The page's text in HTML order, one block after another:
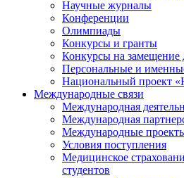
Научные журналы
Конференции
Олимпиады
Конкурсы и гранты
Конкурсы на замещение
Персональные и
Национальный проект
Международные связи
Международная
Международная
Международные
Условия поступления
Медицинское
студентов